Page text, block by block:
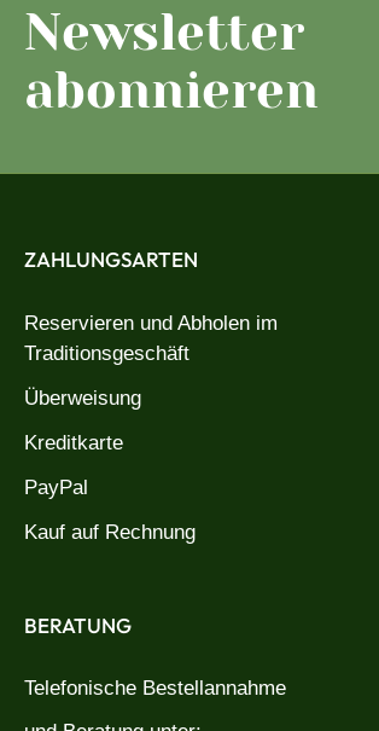
Newsletter
abonnieren
ZAHLUNGSARTEN
Reservieren und Abholen im
Traditionsgeschäft
Überweisung
Kreditkarte
PayPal
Kauf auf Rechnung
BERATUNG
Telefonische Bestellannahme